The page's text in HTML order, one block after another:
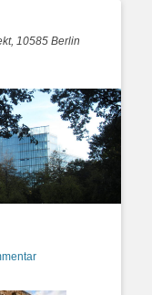
10585 Berlin